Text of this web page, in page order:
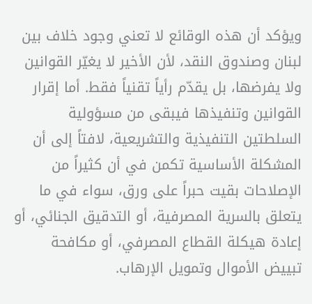
ويؤكد أن هذه الوقائع لا تعني وجود خلاف بين
لبنان وصندوق النقد، لأن الأخير لا يغيّر القوانين
ولا يفرضها، بل يقدّم رأياً تقنياً فقط. أما إقرار
القوانين وتنفيذها فيبقى من مسؤولية
السلطتين التنفيذية والتشريعية، لافتاً إلى أن
المشكلة الأساسية تكمن في أن كثيراً من
الإصلاحات بقيت حبراً على ورق، سواء في ما
يتعلق بالسرية المصرفية، أو التدقيق الجنائي، أو
إعادة هيكلة القطاع المصرفي، أو مكافحة
تبييض الأموال وتمويل الإرهاب.